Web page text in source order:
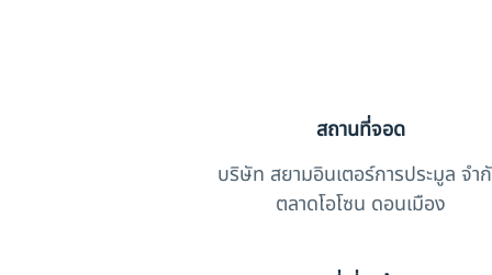
สถานที่จอด
บริษัท สยามอินเตอร์การประมูล จำ
ตลาดโอโซน ดอนเมือง